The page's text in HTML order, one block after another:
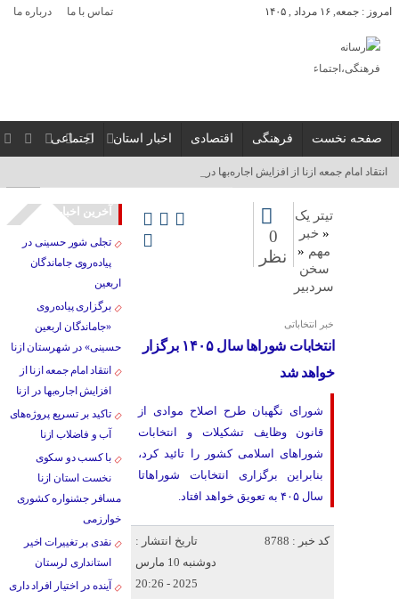
امروز : جمعه, ۱۶ مرداد , ۱۴۰۵ تماس با ما درباره ما
صفحه نخست فرهنگی اقتصادی اخبار استان اجتماعی
انتقاد امام جمعه ازنا از افزایش اجاره‌بها در ازنا_
تیتر یک
« خبر
مهم «
سخن
سردبیر
0
نظر
خبر انتخاباتی
انتخابات شوراها سال ۱۴۰۵ برگزار
خواهد شد
شورای نگهبان طرح اصلاح موادی از
قانون وظایف تشکیلات و انتخابات
شوراهای اسلامی کشور را تائید کرد،
بنابراین برگزاری انتخابات شوراهاتا
سال ۴۰۵ به تعویق خواهد افتاد.
کد خبر : 8788
تاریخ انتشار :
دوشنبه 10 مارس
2025 - 20:26
آخرین اخبار
تجلی شور حسینی در
پیاده‌روی جاماندگان
اربعین
برگزاری پیاده‌روی
«جاماندگان اربعین
حسینی» در شهرستان ازنا
انتقاد امام جمعه ازنا از
افزایش اجاره‌بها در ازنا
تاکید بر تسریع پروژه‌های
آب و فاضلاب ازنا
با کسب دو سکوی
نخست استان ازنا
مسافر جشنواره کشوری
خوارزمی
نقدی بر تغییرات اخیر
استانداری لرستان
آینده در اختیار افراد داری